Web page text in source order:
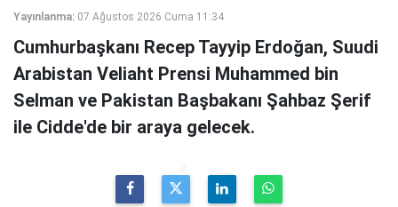
Yayınlanma: 07 Ağustos 2026 Cuma 11:34
Cumhurbaşkanı Recep Tayyip Erdoğan, Suudi
Arabistan Veliaht Prensi Muhammed bin
Selman ve Pakistan Başbakanı Şahbaz Şerif
ile Cidde'de bir araya gelecek.